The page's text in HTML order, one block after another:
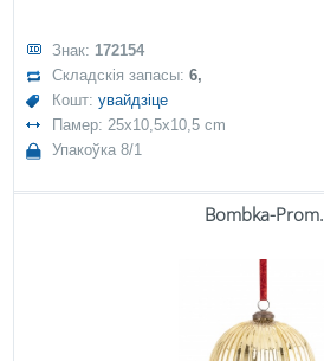
Знак: 172154
Складскія запасы:6,
Кошт:увайдзіце
Памер: 25x10,5x10,5 cm
Упакоўка 8/1
Bombka-Prom.